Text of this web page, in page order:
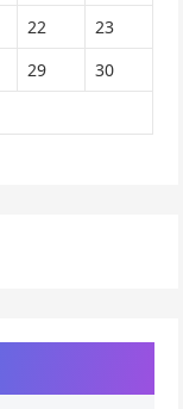
22
23
29
30